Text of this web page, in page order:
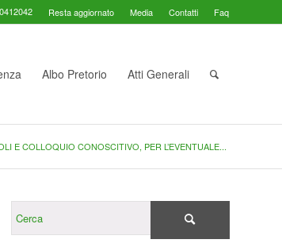
Resta aggiornato Media Contatti Faq
Albo Pretorio Atti Generali
E COLLOQUIO CONOSCITIVO, PER L’EVENTUALE...